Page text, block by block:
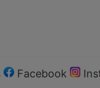
Facebook